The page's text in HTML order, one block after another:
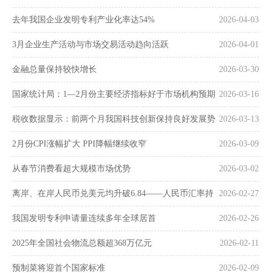
2026-04-03
去年我国企业发明专利产业化率达54%
2026-04-01
3月企业生产活动与市场交易活动趋向活跃
2026-03-30
金融总量保持较快增长
2026-03-16
国家统计局：1—2月份主要经济指标好于市场机构预期
2026-03-13
税收数据显示：前两个月我国科技创新保持良好发展势
头 2026-03-09
2月份CPI涨幅扩大 PPI降幅继续收窄
2026-03-02
从春节消费看超大规模市场优势
2026-02-27
离岸、在岸人民币兑美元均升破6.84——人民币汇率持
续走强 2026-02-26
我国发明专利申请量连续多年全球居首
2026-02-11
2025年全国社会物流总额超368万亿元
2026-02-09
预制菜将迎首个国家标准